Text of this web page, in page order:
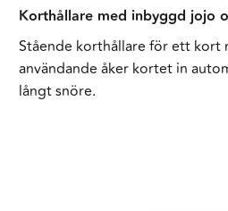
Korthållare med inbyggd jojo
Stående korthållare för ett kort
användande åker kortet in
långt snöre.